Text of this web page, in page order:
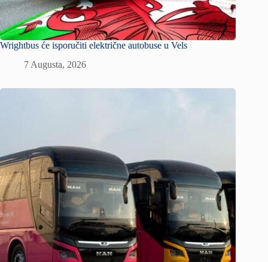
Wrightbus će isporučiti električne autobuse u Vels
7 Augusta, 2026